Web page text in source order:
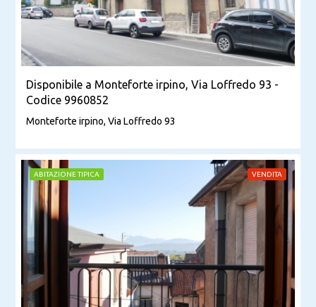
Disponibile a Monteforte irpino, Via Loffredo 93 -
Codice 9960852
Monteforte irpino, Via Loffredo 93
ABITAZIONE TIPICA VENDITA